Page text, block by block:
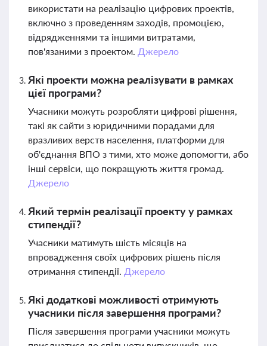
використати на реалізацію цифрових проектів,
включно з проведенням заходів, промоцією,
відрядженнями та іншими витратами,
пов'язаними з проектом. Джерело
Які проекти можна реалізувати в рамках
цієї програми?
Учасники можуть розробляти цифрові рішення,
такі як сайти з юридичними порадами для
вразливих верств населення, платформи для
об'єднання ВПО з тими, хто може допомогти, або
інші сервіси, що покращують життя громад.
Джерело
Який термін реалізації проекту у рамках
стипендії?
Учасники матимуть шість місяців на
впровадження своїх цифрових рішень після
отримання стипендії. Джерело
Які додаткові можливості отримують
учасники після завершення програми?
Після завершення програми учасники можуть